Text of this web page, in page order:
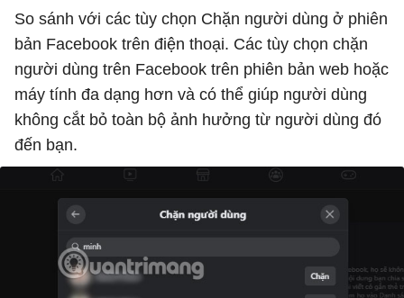
So sánh với các tùy chọn Chặn người dùng ở phiên
bản Facebook trên điện thoại. Các tùy chọn chặn
người dùng trên Facebook trên phiên bản web hoặc
máy tính đa dạng hơn và có thể giúp người dùng
không cắt bỏ toàn bộ ảnh hưởng từ người dùng đó
đến bạn.